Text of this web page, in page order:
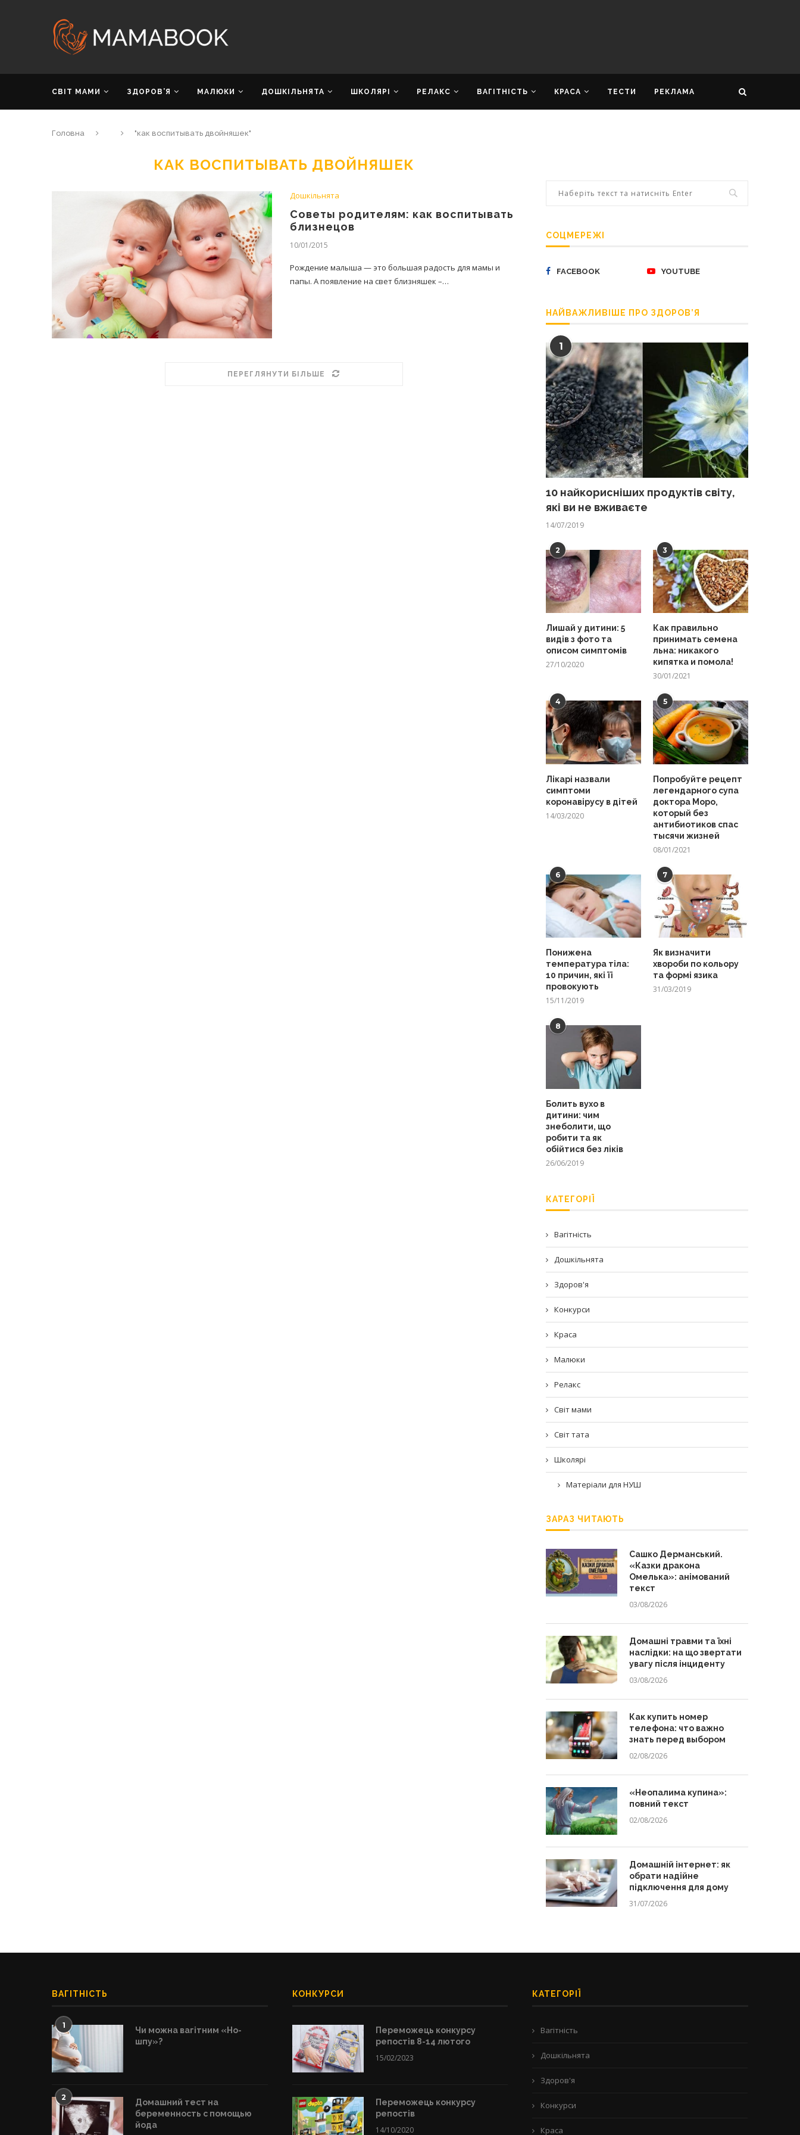
СВІТ МАМИ ЗДОРОВ’Я МАЛЮКИ ДОШКІЛЬНЯТА ШКОЛЯРІ РЕЛАКС ВАГІТНІСТЬ КРАСА ТЕСТИ РЕКЛАМА
Головна "как воспитывать двойняшек"
КАК ВОСПИТЫВАТЬ ДВОЙНЯШЕК
Дошкільнята
Советы родителям: как воспитывать
близнецов
10/01/2015
Рождение малыша — это большая радость для мамы и
папы. А появление на свет близняшек –…
ПЕРЕГЛЯНУТИ БІЛЬШЕ
СОЦМЕРЕЖІ
FACEBOOK YOUTUBE
НАЙВАЖЛИВІШЕ ПРО ЗДОРОВ’Я
1
10 найкорисніших продуктів світу,
які ви не вживаєте
14/07/2019
2
Лишай у дитини: 5
видів з фото та
описом симптомів
27/10/2020
3
Как правильно
принимать семена
льна: никакого
кипятка и помола!
30/01/2021
4
Лікарі назвали
симптоми
коронавірусу в дітей
14/03/2020
5
Попробуйте рецепт
легендарного супа
доктора Моро,
который без
антибиотиков спас
тысячи жизней
08/01/2021
6
Понижена
температура тіла:
10 причин, які її
провокують
15/11/2019
7
Як визначити
хвороби по кольору
та формі язика
31/03/2019
8
Болить вухо в
дитини: чим
знеболити, що
робити та як
обійтися без ліків
26/06/2019
КАТЕГОРІЇ
Вагітність
Дошкільнята
Здоров'я
Конкурси
Краса
Малюки
Релакс
Світ мами
Світ тата
Школярі
Матеріали для НУШ
ЗАРАЗ ЧИТАЮТЬ
Сашко Дерманський.
«Казки дракона
Омелька»: анімований
текст
03/08/2026
Домашні травми та їхні
наслідки: на що звертати
увагу після інциденту
03/08/2026
Как купить номер
телефона: что важно
знать перед выбором
02/08/2026
«Неопалима купина»:
повний текст
02/08/2026
Домашній інтернет: як
обрати надійне
підключення для дому
31/07/2026
ВАГІТНІСТЬ
1
Чи можна вагітним «Но-
шпу»?
2
Домашний тест на
беременность с помощью
йода
КОНКУРСИ
Переможець конкурсу
репостів 8-14 лютого
15/02/2023
Переможець конкурсу
репостів
14/10/2020
КАТЕГОРІЇ
Вагітність
Дошкільнята
Здоров'я
Конкурси
Краса